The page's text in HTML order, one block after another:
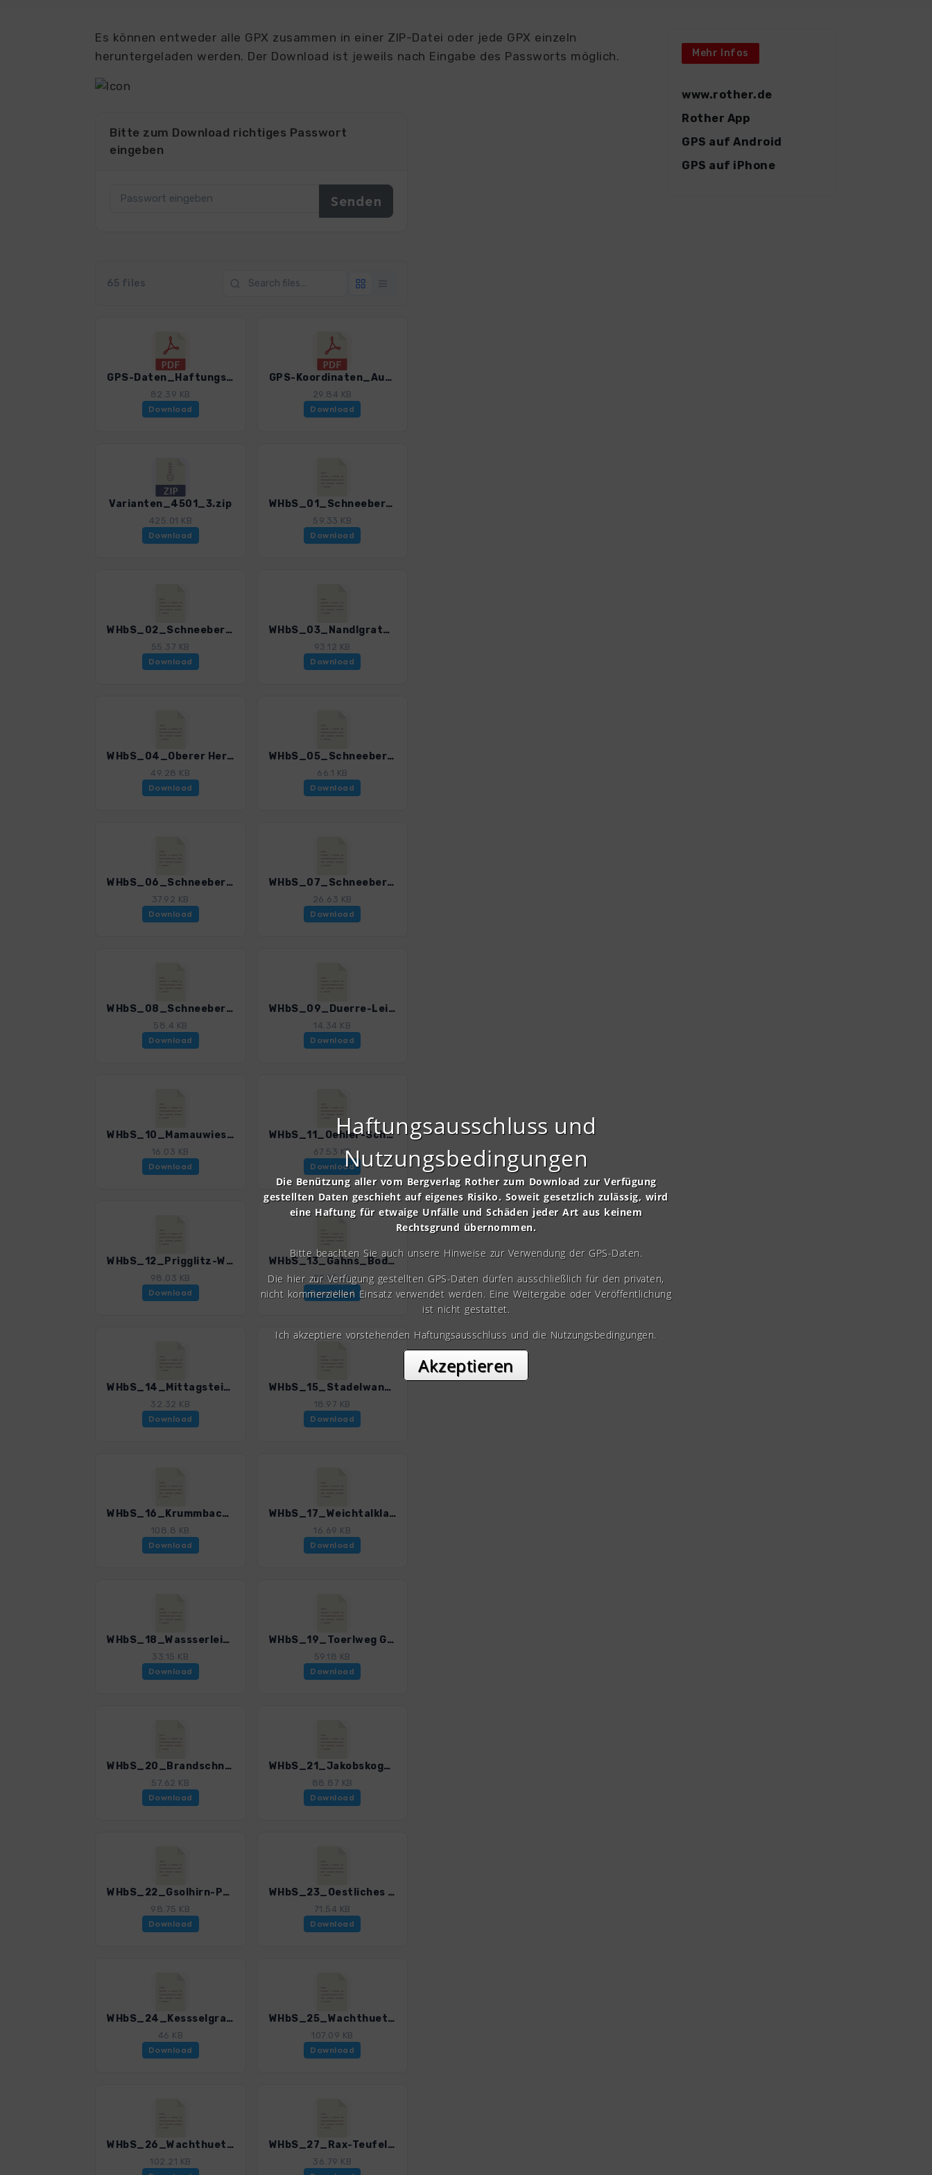
Es können entweder alle GPX zusammen in einer ZIP-Datei oder jede GPX einzeln
heruntergeladen werden. Der Download ist jeweils nach Eingabe des Passworts möglich.
Bitte zum Download richtiges Passwort
eingeben
65 files
GPS-Daten_Haftungsausschluss-Nutzungsbedingungen_WF_Wiener Hausberge Sued_4501_3.pdf
82.39 KB
Download
GPS-Koordinaten_Ausgangspunke_WF_Wiener Hausberge Sued_4501_3.pdf
29.84 KB
Download
Varianten_4501_3.zip
425.01 KB
Download
WHbS_01_Schneebergbahn - Klosterwappen_4501_3.gpx
59.33 KB
Download
WHbS_02_Schneeberg-Fadensteig_4501_3.gpx
55.37 KB
Download
WHbS_03_Nandlgrat_4501_3.gpx
93.12 KB
Download
WHbS_04_Oberer Herminensteig_4501_3.gpx
49.28 KB
Download
WHbS_05_Schneebergueberschr Sued-Nord_4501_3.gpx
66.1 KB
Download
WHbS_06_Schneebergueberschr Nord-Sued_4501_3.gpx
37.92 KB
Download
WHbS_07_Schneeberg - Noerdl Grafensteig_4501_3.gpx
26.63 KB
Download
WHbS_08_Schneeberg - Suedl Grafensteig_4501_3.gpx
58.4 KB
Download
WHbS_09_Duerre-Leiten-Runde_4501_3.gpx
14.34 KB
Download
WHbS_10_Mamauwiese-Sebastian Wf_4501_3.gpx
16.03 KB
Download
WHbS_11_Oehler-Schoberuebersch_4501_3.gpx
67.53 KB
Download
WHbS_12_Prigglitz-Waldburgangerhuette_4501_3.gpx
98.03 KB
Download
WHbS_13_Gahns_Bodenwiese und Eng_4501_3.gpx
29.95 KB
Download
WHbS_14_Mittagstein_4501_3.gpx
32.32 KB
Download
WHbS_15_Stadelwand-Hochgang_4501_3.gpx
18.97 KB
Download
WHbS_16_Krummbachstein_4501_3.gpx
108.8 KB
Download
WHbS_17_Weichtalklamm_4501_3.gpx
16.69 KB
Download
WHbS_18_Wassserleitungsweg_4501_3.gpx
33.15 KB
Download
WHbS_19_Toerlweg Gsolhirnsteig_4501_3.gpx
59.18 KB
Download
WHbS_20_Brandschneide Wassserleitungsweg_4501_3.gpx
57.62 KB
Download
WHbS_21_Jakobskogel Preinerwand_4501_3.gpx
88.87 KB
Download
WHbS_22_Gsolhirn-Preiner Gscheid_4501_3.gpx
98.75 KB
Download
WHbS_23_Oestliches Raxplateau_4501_3.gpx
71.54 KB
Download
WHbS_24_Kessselgraben_4501_3.gpx
46 KB
Download
WHbS_25_Wachthuettelkamm_4501_3.gpx
107.09 KB
Download
WHbS_26_Wachthuettelkamm-Rudolfsteig_4501_3.gpx
102.21 KB
WHbS_27_Rax-Teufelsbadstubensteig_4501_3.gpx
36.79 KB
Mehr Infos
www.rother.de
Rother App
GPS auf Android
GPS auf iPhone
Haftungsausschluss und
Nutzungsbedingungen
Die Benützung aller vom Bergverlag Rother zum Download zur Verfügung
gestellten Daten geschieht auf eigenes Risiko. Soweit gesetzlich zulässig, wird
eine Haftung für etwaige Unfälle und Schäden jeder Art aus keinem
Rechtsgrund übernommen.
Bitte beachten Sie auch unsere Hinweise zur Verwendung der GPS-Daten.
Die hier zur Verfügung gestellten GPS-Daten dürfen ausschließlich für den privaten,
nicht kommerziellen Einsatz verwendet werden. Eine Weitergabe oder Veröffentlichung
ist nicht gestattet.
Ich akzeptiere vorstehenden Haftungsausschluss und die Nutzungsbedingungen.
Akzeptieren